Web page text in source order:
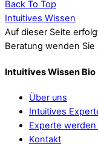
Back To Top
Intuitives Wissen
Auf dieser Seite
Beratung wenden
Intuitives Wissen Bio
Über uns
Intuitives
Experte
Kontakt